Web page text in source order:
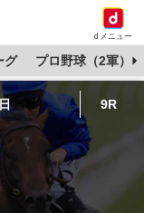
dメニュー
グ プロ野球（2軍）
9R